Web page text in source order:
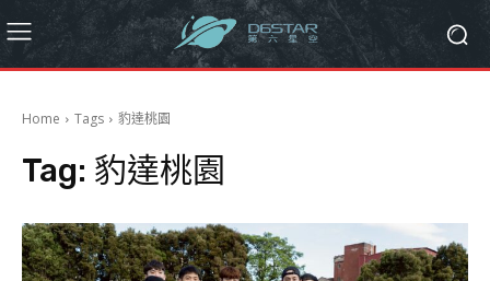
Home Tags 豹達桃園
Tag: 豹達桃園